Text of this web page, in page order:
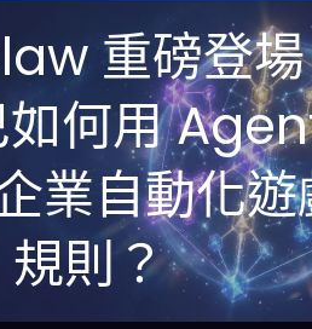
重磅登
如何用
業自動化遊
規則？